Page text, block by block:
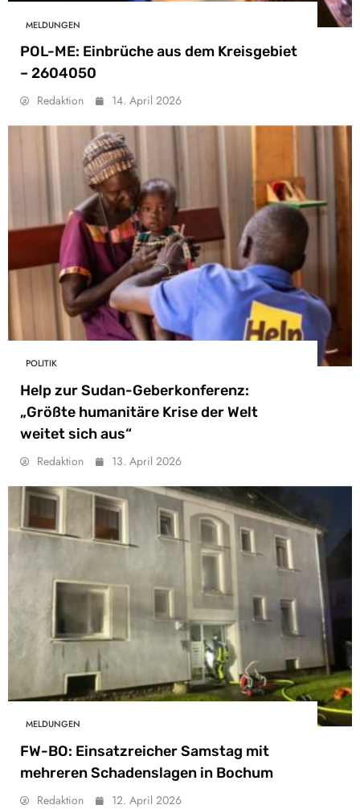
MELDUNGEN
POL-ME: Einbrüche aus dem Kreisgebiet
– 2604050
Redaktion 14. April 2026
POLITIK
Help zur Sudan-Geberkonferenz:
„Größte humanitäre Krise der Welt
weitet sich aus“
Redaktion 13. April 2026
MELDUNGEN
FW-BO: Einsatzreicher Samstag mit
mehreren Schadenslagen in Bochum
Redaktion 12. April 2026